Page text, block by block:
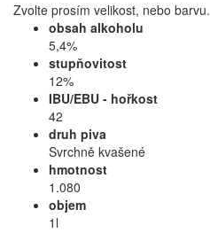
Zvolte prosím velikost, nebo barvu.
obsah alkoholu
5,4%
stupňovitost
12%
IBU/EBU - hořkost
42
druh piva
Svrchně kvašené
hmotnost
1.080
objem
1l